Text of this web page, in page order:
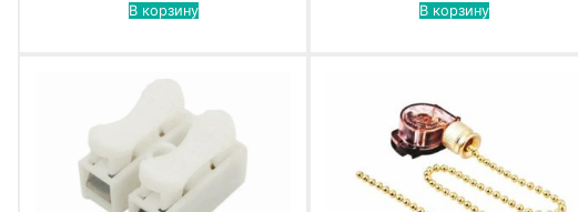
В корзину В корзину